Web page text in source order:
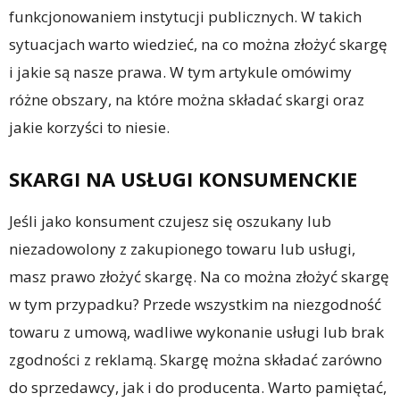
funkcjonowaniem instytucji publicznych. W takich
sytuacjach warto wiedzieć, na co można złożyć skargę
i jakie są nasze prawa. W tym artykule omówimy
różne obszary, na które można składać skargi oraz
jakie korzyści to niesie.
SKARGI NA USŁUGI KONSUMENCKIE
Jeśli jako konsument czujesz się oszukany lub
niezadowolony z zakupionego towaru lub usługi,
masz prawo złożyć skargę. Na co można złożyć skargę
w tym przypadku? Przede wszystkim na niezgodność
towaru z umową, wadliwe wykonanie usługi lub brak
zgodności z reklamą. Skargę można składać zarówno
do sprzedawcy, jak i do producenta. Warto pamiętać,